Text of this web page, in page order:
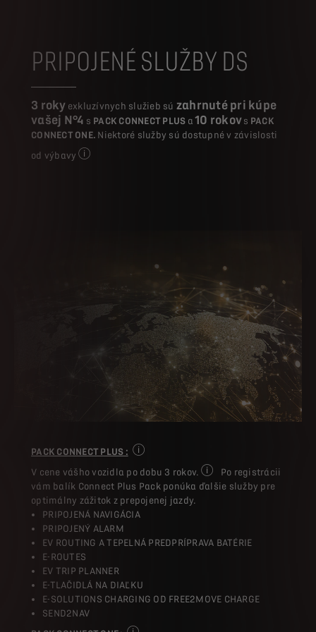
PRIPOJENÉ SLUŽBY DS
3 roky exkluzívnych služieb sú zahrnuté pri kúpe
vašej N°4 s PACK CONNECT PLUS a 10 rokov s PACK
CONNECT ONE. Niektoré služby sú dostupné v závislosti
od výbavy
PACK CONNECT PLUS :
Niektoré služby sú dostupné v závislosti
V cene vášho vozidla po dobu 3 rokov.
Pri akomkoľvek nákupe
Po registrácii
vám balík Connect Plus Pack ponúka ďalšie služby pre
optimálny zážitok z prepojenej jazdy.
PRIPOJENÁ NAVIGÁCIA
PRIPOJENÝ ALARM
EV ROUTING A TEPELNÁ PREDPRÍPRAVA BATÉRIE
E-ROUTES
EV TRIP PLANNER
E-TLAČIDLÁ NA DIAĽKU
E-SOLUTIONS CHARGING OD FREE2MOVE CHARGE
SEND2NAV